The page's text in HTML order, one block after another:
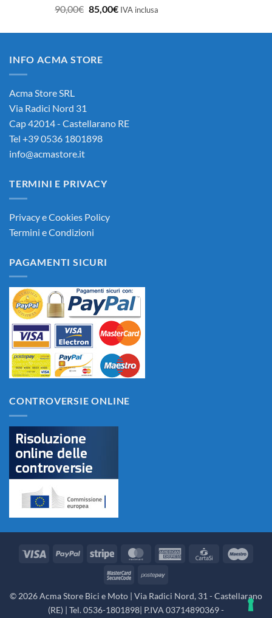
90,00€ Il
originale
90,00€.
85,00€Il
attuale
IVA inclusa
INFO ACMA STORE
Acma Store SRL
Via Radici Nord 31
Cap 42014 - Castellarano RE
Tel +39 0536 1801898
info@acmastore.it
TERMINI E PRIVACY
Privacy e Cookies Policy
Termini e Condizioni
PAGAMENTI SICURI
CONTROVERSIE ONLINE
Visa PayPal Stripe MasterCardAmerican
CartaSi
MasterCardPostepay
© 2026 Acma Store Bici e Moto | Via Radici Nord, 31 - Castellarano
(RE) | Tel. 0536-1801898| P.IVA 03714890369 -